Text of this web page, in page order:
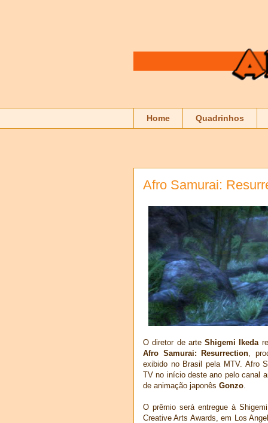
Home Quadrinhos
Afro Samurai:
O diretor de arteShigemi Ikeda
Afro Samurai: Resurrection ,
exibido no Brasil pela MTV. Afro
TV no início deste ano pelo canal
de animação japonês Gonzo
O prêmio será entregue à
Creative Arts Awards, em Los